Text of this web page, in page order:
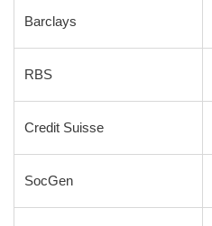
Barclays
RBS
Credit Suisse
SocGen